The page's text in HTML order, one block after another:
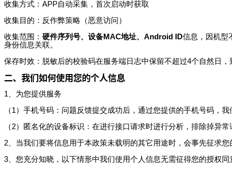
收集方式：APP自动采集，首次启动时获取
收集目的：反作弊策略（恶意访问）
收集范围： 硬件序列号、设备MAC地址、Android ID信息，因机型
身份信息关联。
保存时效：脱敏后的校验码在服务端日志中保留不超过4个自然日
二、我们如何使用您的个人信息
1、为您提供服务
（1）手机号码：问题反馈提交成功后，通过您提供的手机号码，
（2）匿名化的设备标识：在进行接口请求时进行分析，排除掉异
2、当我们要将信息用于本政策未载明的其它用途时，会事先征求您
3、您充分知晓，以下情形中我们使用个人信息无需征得您的授权同